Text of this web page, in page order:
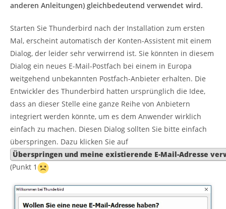
anderen Anleitungen) gleichbedeutend verwendet wird.
Starten Sie Thunderbird nach der Installation zum ersten
Mal, erscheint automatisch der Konten-Assistent mit einem
Dialog, der leider sehr verwirrend ist. Sie könnten in diesem
Dialog ein neues E-Mail-Postfach bei einem in Europa
weitgehend unbekannten Postfach-Anbieter erhalten. Die
Entwickler des Thunderbird hatten ursprünglich die Idee,
dass an dieser Stelle eine ganze Reihe von Anbietern
integriert werden könnte, um es dem Anwender wirklich
einfach zu machen. Diesen Dialog sollten Sie bitte einfach
überspringen. Dazu klicken Sie auf
Überspringen und meine existierende E-Mail-Adresse
(Punkt 1